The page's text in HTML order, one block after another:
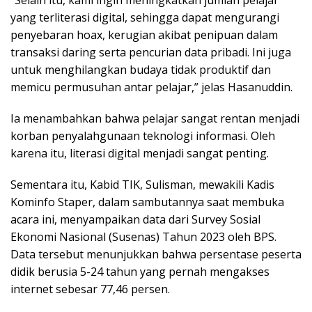
yang terliterasi digital, sehingga dapat mengurangi
penyebaran hoax, kerugian akibat penipuan dalam
transaksi daring serta pencurian data pribadi. Ini juga
untuk menghilangkan budaya tidak produktif dan
memicu permusuhan antar pelajar,” jelas Hasanuddin.
Ia menambahkan bahwa pelajar sangat rentan menjadi
korban penyalahgunaan teknologi informasi. Oleh
karena itu, literasi digital menjadi sangat penting.
Sementara itu, Kabid TIK, Sulisman, mewakili Kadis
Kominfo Staper, dalam sambutannya saat membuka
acara ini, menyampaikan data dari Survey Sosial
Ekonomi Nasional (Susenas) Tahun 2023 oleh BPS.
Data tersebut menunjukkan bahwa persentase peserta
didik berusia 5-24 tahun yang pernah mengakses
internet sebesar 77,46 persen.